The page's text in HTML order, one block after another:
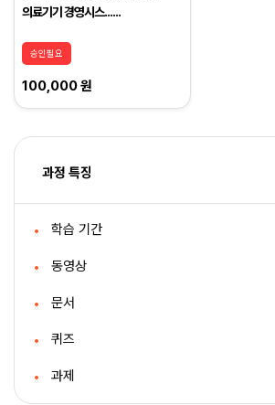
의료기기 경영시스......
승인필요
100,000 원
과정 특징
학습 기간
동영상
문서
퀴즈
과제